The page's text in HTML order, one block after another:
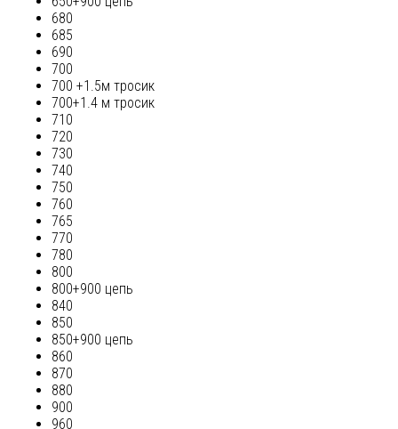
680
685
690
700
700 +1.5м тросик
700+1.4 м тросик
710
720
730
740
750
760
765
770
780
800
800+900 цепь
840
850
850+900 цепь
860
870
880
900
960